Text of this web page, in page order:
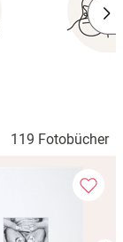
119 Fotobücher